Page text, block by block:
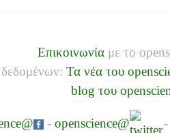
Επικοινωνία με το
Τα νέα του
blog του
- openscience@